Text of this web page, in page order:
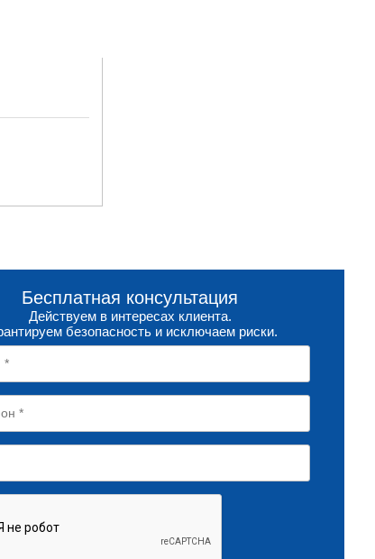
Бесплатная консультация
Действуем в интересах клиента.
безопасность и исключаем риски.